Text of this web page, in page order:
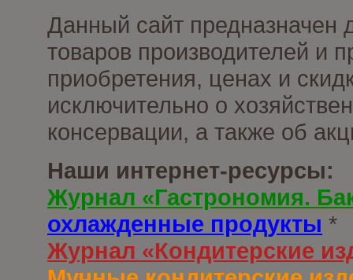
Данный сайт предназначен
товаров производителей и
приобретения, ценах и
исключительно о
консервации, а также об
Наши интернет-ресурсы:
Журнал «Гастрономия.
охлажденные продукты *
Журнал «Кондитерские